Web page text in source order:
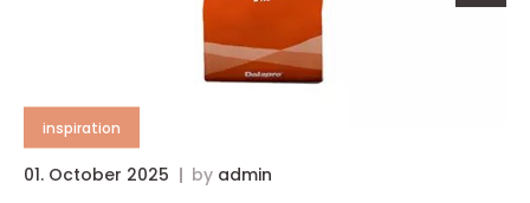
inspiration
01. October 2025 by admin